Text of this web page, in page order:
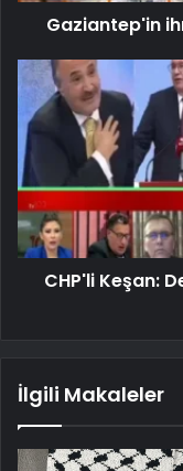
Gaziantep'in
CHP'li Keşan:
İlgili Makaleler